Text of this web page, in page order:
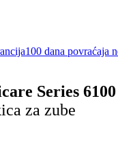
100 dana povraćaja
Series 6100
za zube